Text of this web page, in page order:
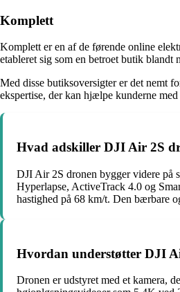
Komplett
Komplett er en af de førende online
etableret sig som en betroet butik
Med disse butiksoversigter er det nemt
ekspertise, der kan hjælpe kunderne
Hvad adskiller DJI Air 2S
DJI Air 2S dronen bygger videre på
Hyperlapse, ActiveTrack 4.0 og
hastighed på 68 km/t. Den bærbare
Hvordan understøtter DJI
Dronen er udstyret med et kamera,